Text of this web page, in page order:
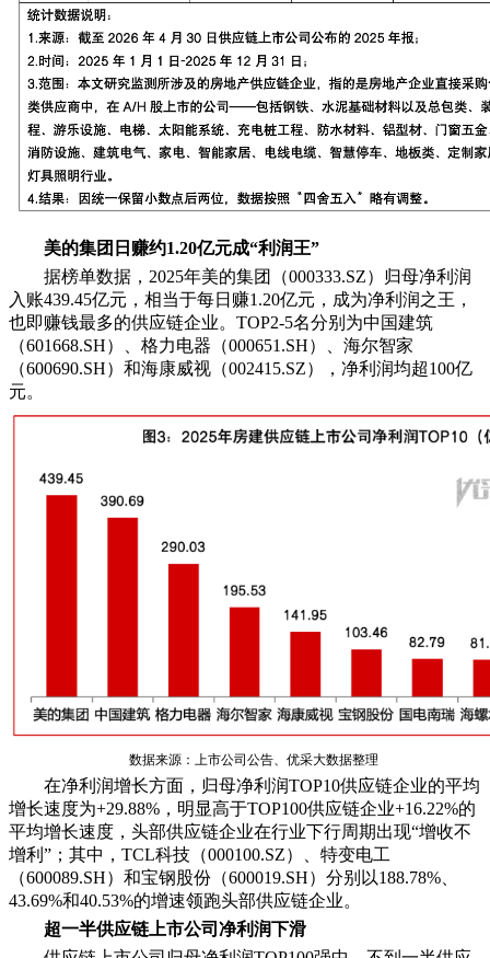
美的集团日赚约1.20亿元成“利润王”
据榜单数据，2025年美的集团（000333.SZ）归母净利润
入账439.45亿元，相当于每日赚1.20亿元，成为净利润之王，
也即赚钱最多的供应链企业。TOP2-5名分别为中国建筑
（601668.SH）、格力电器（000651.SH）、海尔智家
（600690.SH）和海康威视（002415.SZ），净利润均超100亿
元。
数据来源：上市公司公告、优采大数据整理
在净利润增长方面，归母净利润TOP10供应链企业的平均
增长速度为+29.88%，明显高于TOP100供应链企业+16.22%的
平均增长速度，头部供应链企业在行业下行周期出现“增收不
增利”；其中，TCL科技（000100.SZ）、特变电工
（600089.SH）和宝钢股份（600019.SH）分别以188.78%、
43.69%和40.53%的增速领跑头部供应链企业。
超一半供应链上市公司净利润下滑